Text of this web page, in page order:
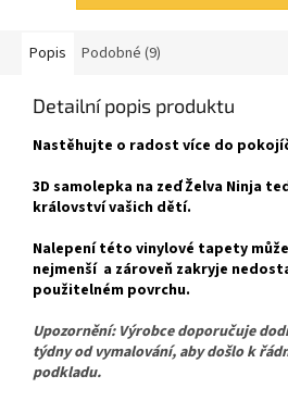
Popis Podobné (9)
Detailní popis produktu
Nastěhujte o radost více do
3D samolepka na zeď Želva Ninja
království vašich dětí.
Nalepení této vinylové tapety
nejmenší a zároveň zakryje
použitelném povrchu.
Upozornění: Výrobce doporučuje
týdny od vymalování, aby došlo k
podkladu.